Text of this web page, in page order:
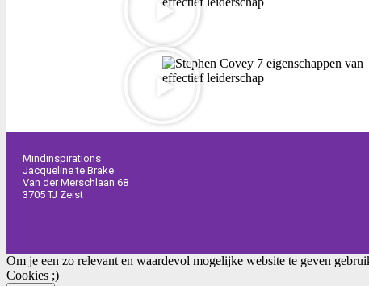
Mindinspirations
Jacqueline te Brake
Van der Merschlaan 68
3705 TJ Zeist
Om je een zo relevant en waardevol mogelijke website te geven
Cookies ;)